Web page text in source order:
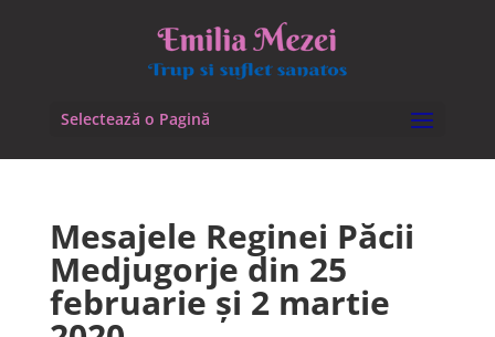
Selectează o Pagină
Mesajele Reginei Păcii
Medjugorje din 25
februarie și 2 martie